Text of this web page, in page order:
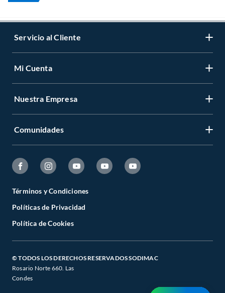
Servicio al Cliente
Mi Cuenta
Nuestra Empresa
Comunidades
Términos y Condiciones
Políticas de Privacidad
Política de Cookies
© TODOS LOS DERECHOS RESERVADOS SODIMAC
Rosario Norte 660. Las
Condes